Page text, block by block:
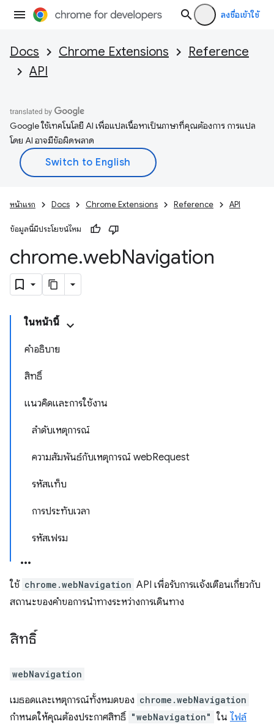
ลงชื่อเข้าใช้
Docs Chrome Extensions
Reference
API
Google ใช้เทคโนโลยี AI เพื่อแปลเนื้อหาเป็นภาษาที่คุณต้องการ การแปล
โดย AI อาจมีข้อผิดพลาด
หน้าแรก Docs Chrome Extensions Reference API
ข้อมูลนี้มีประโยชน์ไหม
chrome.webNavigation
ในหน้านี้
คำอธิบาย
สิทธิ์
แนวคิดและการใช้งาน
ลำดับเหตุการณ์
ความสัมพันธ์กับเหตุการณ์ webRequest
รหัสแท็บ
การประทับเวลา
รหัสเฟรม
ใช้ chrome.webNavigation API เพื่อรับการแจ้งเตือนเกี่ยวกับ
สถานะของคำขอการนำทางระหว่างการเดินทาง
สิทธิ์
webNavigation
เมธอดและเหตุการณ์ทั้งหมดของ chrome.webNavigation
กำหนดให้คุณต้องประกาศสิทธิ์ "webNavigation" ใน ไฟล์